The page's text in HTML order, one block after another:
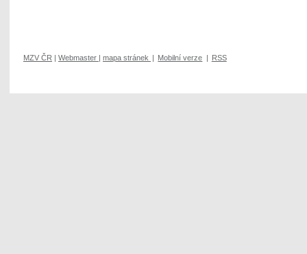
MZV ČR | Webmaster | mapa stránek | Mobilní verze | RSS